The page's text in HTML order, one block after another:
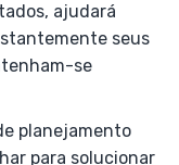
ajudará
seus
se
planejamento
para solucionar